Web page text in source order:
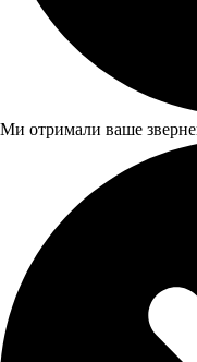
Ми отримали ваше